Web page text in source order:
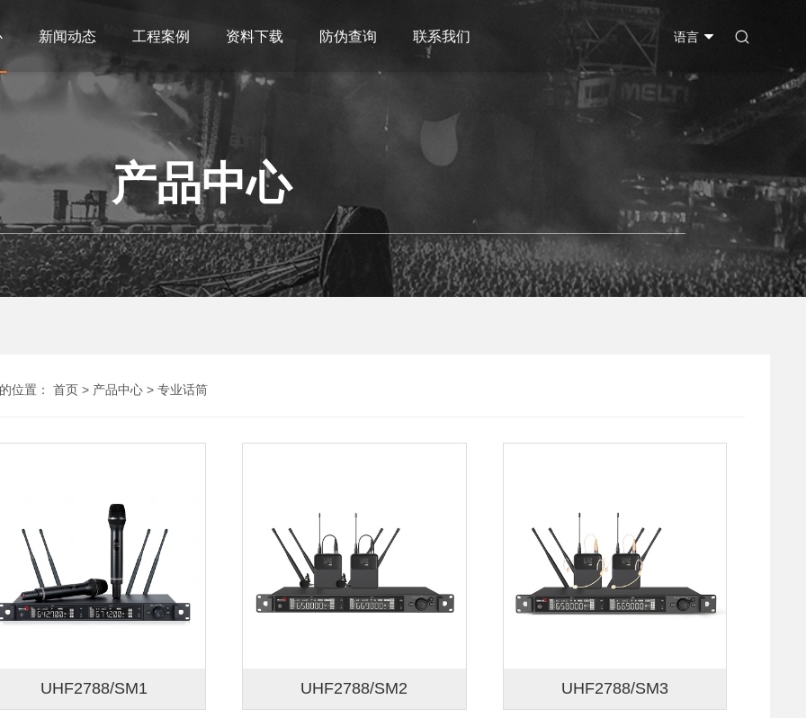
新闻动态 工程案例 资料下载 防伪查询 联系我们 语言 
产品中心
位置： 首页 > 产品中心 >专业话筒
UHF2788/SM1 UHF2788/SM2 UHF2788/SM3